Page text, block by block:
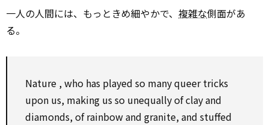
一人の人間には、もっときめ細やかで、 複雑な側面があ
る。
Nature , who has played so manyqueertricks
upon us, making us so unequally ofclayand
diamonds, of rainbow and granite, and stuffed